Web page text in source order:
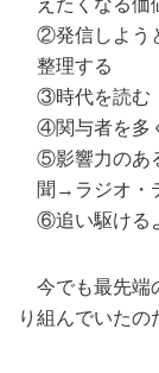
えたくなる価
②発信しよう
整理する
③時代を読む
④関与者を多
⑤影響力のあ
聞→ラジオ・
⑥追い駆ける
今でも最先端
り組んでいたの